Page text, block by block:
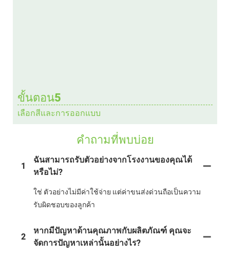
ขั้นตอน5
เลือกสีและการออกแบบ
คำถามที่พบบ่อย
1
ฉันสามารถรับตัวอย่างจากโรงงานของคุณได้
หรือไม่?
ใช่ ตัวอย่างไม่มีค่าใช้จ่าย แต่ค่าขนส่งด่วนถือเป็นความ
รับผิดชอบของลูกค้า
2
หากมีปัญหาด้านคุณภาพกับผลิตภัณฑ์ คุณจะ
จัดการปัญหาเหล่านั้นอย่างไร?